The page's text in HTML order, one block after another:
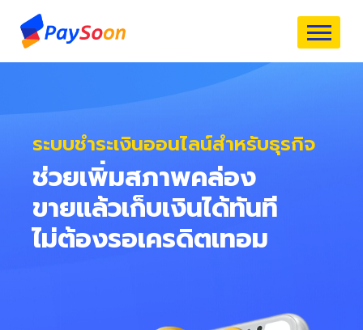
ระบบชำระเงินออนไลน์สำหรับธุรกิจ
ช่วยเพิ่มสภาพคล่อง
ขายแล้วเก็บเงินได้ทันที
ไม่ต้องรอเครดิตเทอม